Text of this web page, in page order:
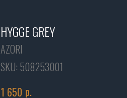
HYGGE GREY
AZORI
SKU: 508253001
1 650 р.